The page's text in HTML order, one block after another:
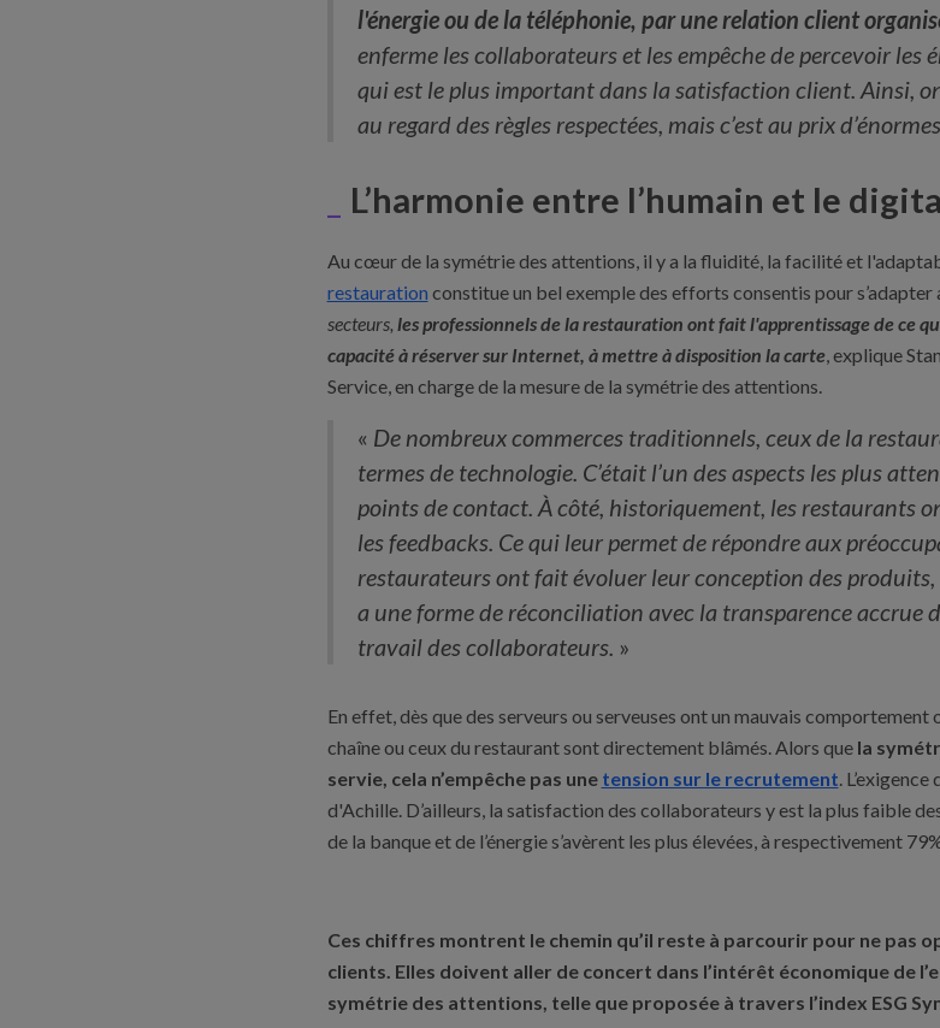
l'énergie ou de la téléphonie, par une relation client
enferme les collaborateurs et les empêche de percevoir les
qui est le plus important dans la satisfaction client. Ainsi,
au regard des règles respectées, mais c’est au prix
L’harmonie entre l’humain et le
Au cœur de la symétrie des attentions, il y a la fluidité, la facilité et
restauration constitue un bel exemple des efforts consentis pour s’adapter
secteurs, les professionnels de la restauration ont fait l'apprentissage de ce
capacité à réserver sur Internet, à mettre à disposition la carte, explique
Service, en charge de la mesure de la symétrie des attentions.
« De nombreux commerces traditionnels, ceux de la
termes de technologie. C’était l’un des aspects les plus
points de contact. À côté, historiquement, les restaurants
les feedbacks. Ce qui leur permet de répondre aux
restaurateurs ont fait évoluer leur conception des produits,
a une forme de réconciliation avec la transparence accrue
travail des collaborateurs. »
En effet, dès que des serveurs ou serveuses ont un mauvais
chaîne ou ceux du restaurant sont directement blâmés. Alors que la
servie, cela n’empêche pas une tension sur le recrutement.
d'Achille. D’ailleurs, la satisfaction des collaborateurs y est la plus faible
de la banque et de l’énergie s’avèrent les plus élevées, à respectivement
Ces chiffres montrent le chemin qu’il reste à parcourir pour ne pas
clients. Elles doivent aller de concert dans l’intérêt économique de
symétrie des attentions, telle que proposée à travers l’index ESG